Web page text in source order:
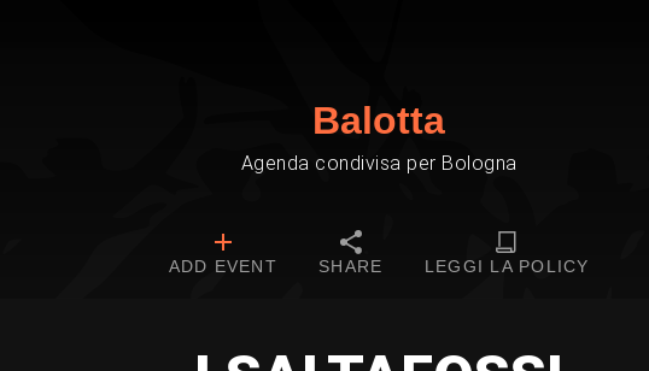
Balotta
Agenda condivisa per Bologna
ADD EVENT SHARE LEGGI LA POLICY